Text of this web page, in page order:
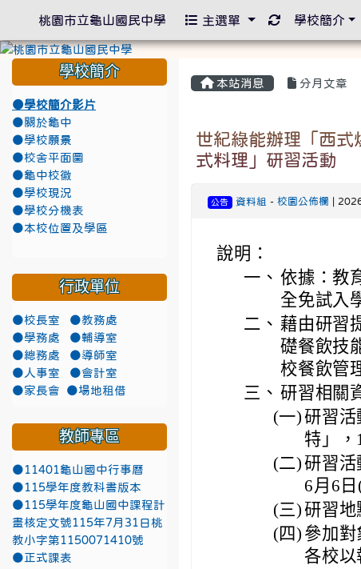
本站消息 分月文章
世紀綠能辦理「西
式料理」研習活動
公告 資料組 - 校園公佈欄 |
說明：
一、 依據：教
全免試入
二、 藉由研習
礎餐飲技
校餐飲管
三、 研習相關
(一)研習活
特」，
(二)研習活
6月6
(三)研習地
(四) 參加對
各校以
學校簡介
●學校簡介影片
●關於龜中
●學校願景
●校舍平面圖
●龜中校徽
●學校現況
●學校分機表
●本校位置及學區
行政單位
●校長室
●教務處
●學務處
●輔導室
●總務處
●導師室
●人事室
●會計室
●家長會
●場地租借
教師專區
●11401龜山國中行事曆
●115學年度教科書版本
●115學年度龜山國中課程計
畫核定文號115年7月31日桃
教小字第1150071410號
●正式課表
桃園市立龜山國民中學 主選單 重新取得佈景
學校簡介